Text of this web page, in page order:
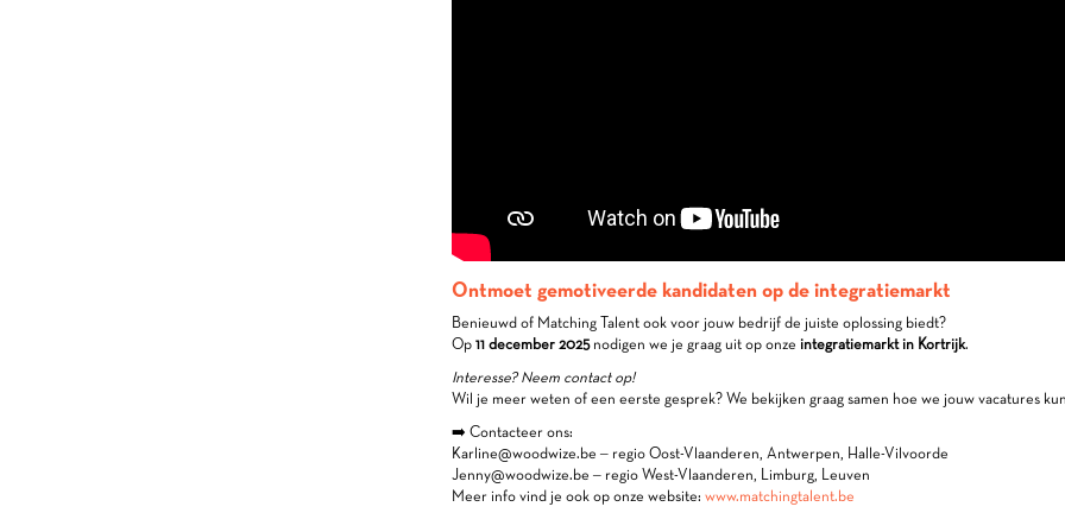
Ontmoet gemotiveerde kandidaten op de integratiemarkt
Benieuwd of Matching Talent ook voor jouw bedrijf de juiste oplossing biedt?
Op 11 december 2025nodigen we je graag uit op onze integratiemarkt in Kortrijk.
Interesse? Neem contact op!
Wil je meer weten of een eerste gesprek? We bekijken graag samen hoe we jouw vacatures
➡️ Contacteer ons:
Karline@woodwize.be – regio Oost-Vlaanderen, Antwerpen, Halle-Vilvoorde
Jenny@woodwize.be – regio West-Vlaanderen, Limburg, Leuven
Meer info vind je ook op onze website: www.matchingtalent.be